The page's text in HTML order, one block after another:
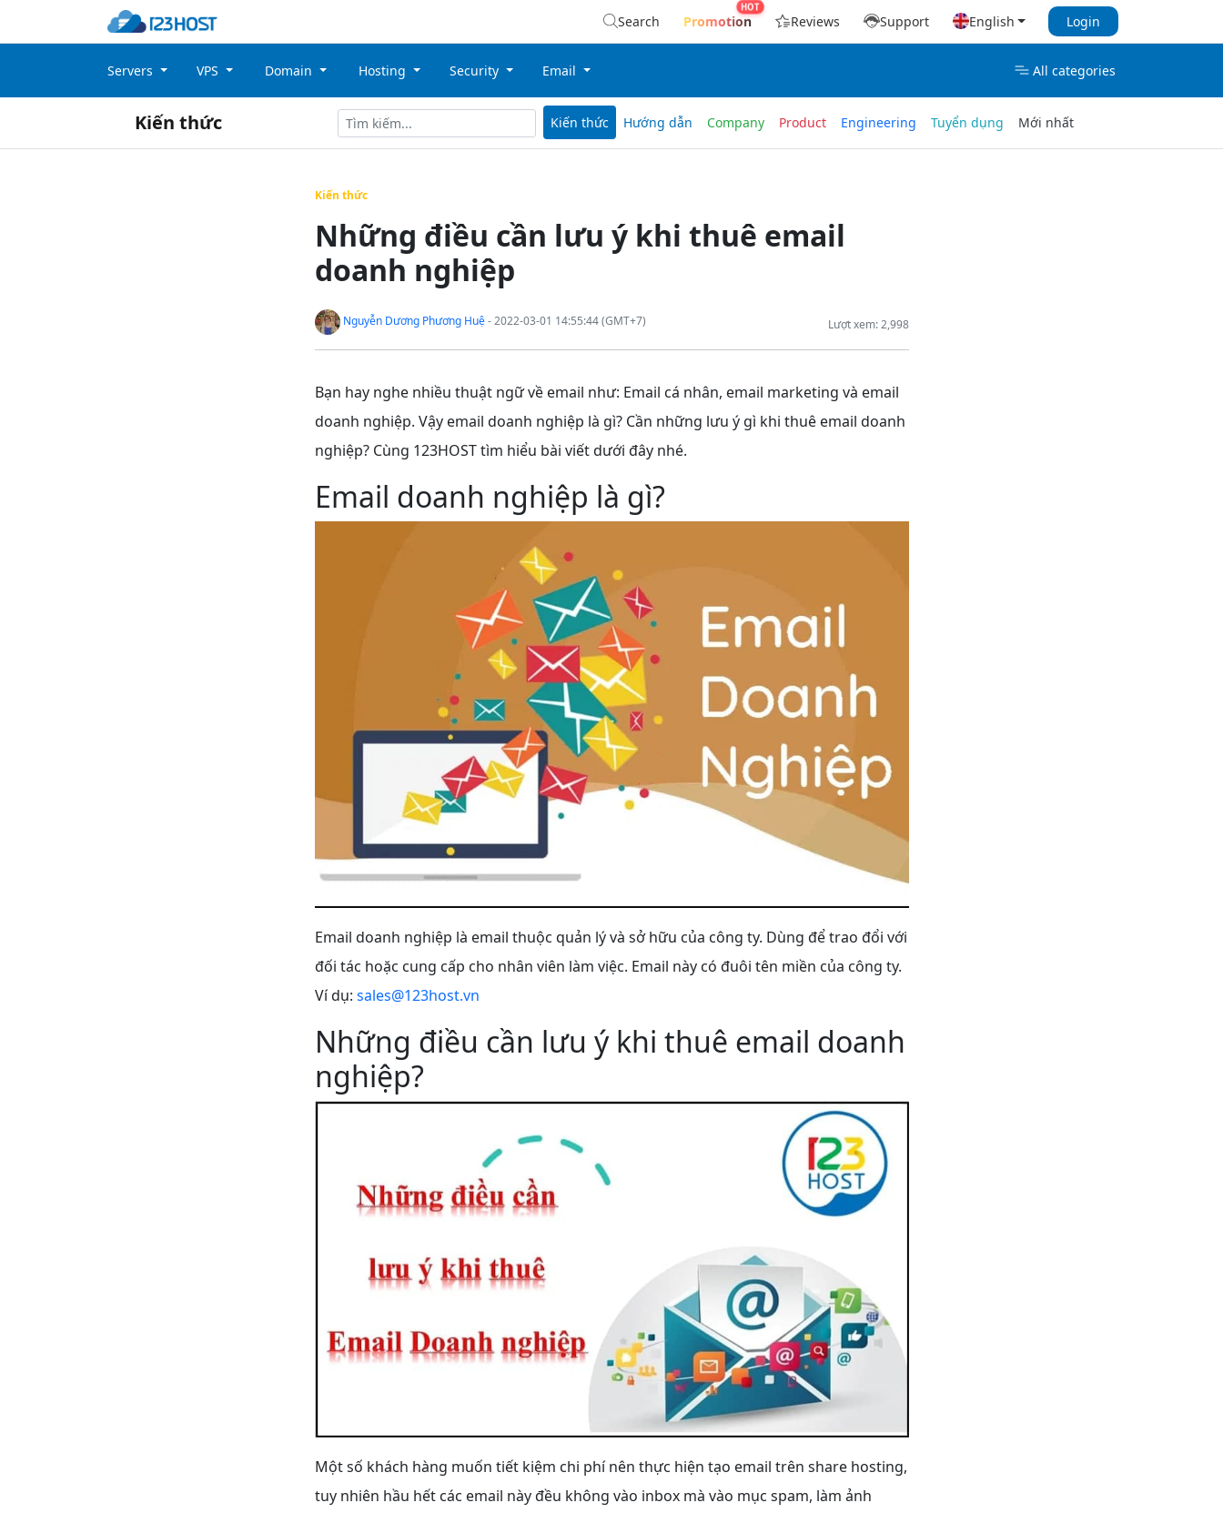
Search Promotion Reviews Support English Login
Servers VPS Domain Hosting Security Email All categories
Kiến thức Kiến thức Hướng dẫn Company Product Engineering Tuyển dụng Mới nhất
Kiến thức
Những điều cần lưu ý khi thuê email
doanh nghiệp
Lượt xem: 2,998
Nguyễn Dương Phương Huệ- 2022-03-01 14:55:44 (GMT+7)
Bạn hay nghe nhiều thuật ngữ về email như: Email cá nhân, email marketing và email
doanh nghiệp. Vậy email doanh nghiệp là gì? Cần những lưu ý gì khi thuê email doanh
nghiệp? Cùng 123HOST tìm hiểu bài viết dưới đây nhé.
Email doanh nghiệp là gì?
Email doanh nghiệp là email thuộc quản lý và sở hữu của công ty. Dùng để trao đổi với
đối tác hoặc cung cấp cho nhân viên làm việc. Email này có đuôi tên miền của công ty.
Ví dụ: sales@123host.vn
Những điều cần lưu ý khi thuê email doanh
nghiệp?
Một số khách hàng muốn tiết kiệm chi phí nên thực hiện tạo email trên share hosting,
tuy nhiên hầu hết các email này đều không vào inbox mà vào mục spam, làm ảnh